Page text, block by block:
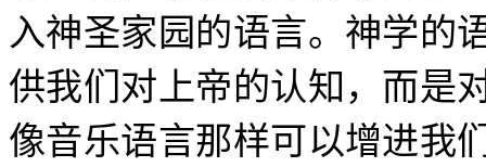
入神圣家园的语言。神学的
供我们对上帝的认知，而是
像音乐语言那样可以增进我